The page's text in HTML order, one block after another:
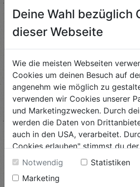
Schwierigkeit
Glasierter
Rettich mit
Schwierigkeit
leicht
Deine Wahl bezüglich
dieser Webseite
Wie die meisten Webseiten
Cookies um deinen Besuch auf
angenehm wie möglich zu
verwenden wir Cookies unserer
und Marketingzwecken. Durch
werden die Daten von
auch in den USA, verarbeitet.
Cookies erlauben" stimmst du
Cookies zu. Unter "Details
Infos zu den unterschiedlichen
auch entscheiden, welche Cookies
Notwendig
Statistiken
Marketing